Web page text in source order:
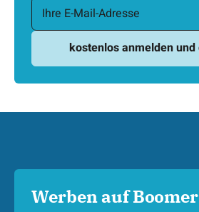
Werben auf Boomer